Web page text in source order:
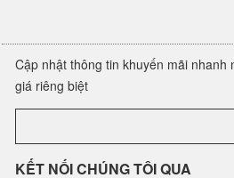
Cập nhật thông tin khuyến mãi nhanh
giá riêng biệt
KẾT NỐI CHÚNG TÔI QUA